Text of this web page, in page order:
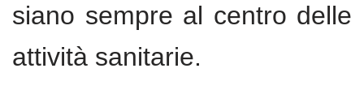
siano sempre al centro delle
attività sanitarie.